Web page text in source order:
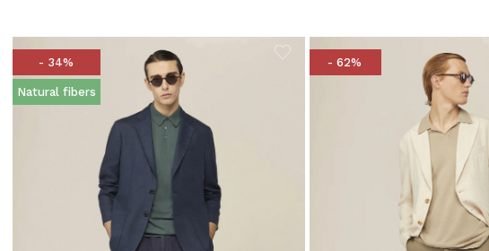
- 34%
Natural fibers
- 62%